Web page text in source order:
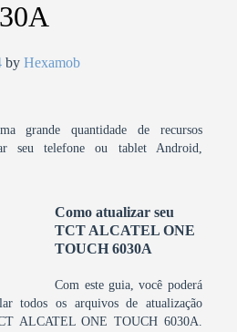
byHexamob
grande quantidade de recursos
seu telefone ou tablet Android,
Como atualizar seu
TCT ALCATEL ONE
TOUCH 6030A
Com este guia, você poderá
todos os arquivos de atualização
ALCATEL ONE TOUCH 6030A.